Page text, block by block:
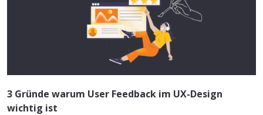
3 Gründe warum User Feedback im UX-Design
wichtig ist